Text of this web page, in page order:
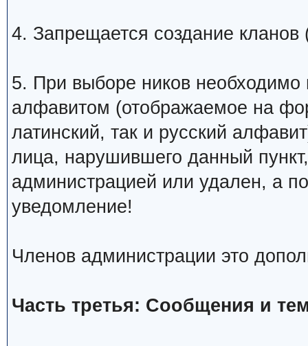
4. Запрещается создание
5. При выборе ников необходимо
алфавитом (отображаемое на
латинский, так и русский
лица, нарушившего данный
администрацией или удален, а
уведомление!
Членов администрации это
Часть третья: Сообщения и